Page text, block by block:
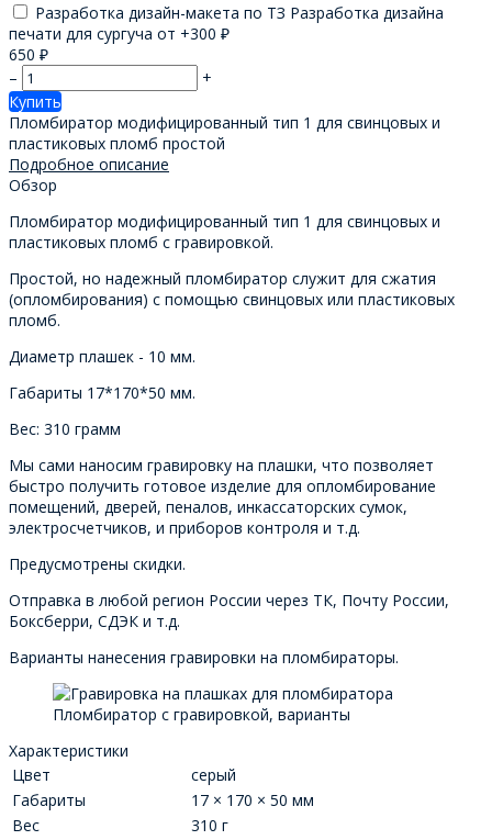
Разработка дизайн-макета по ТЗ Разработка дизайна
печати для сургуча от +300 ₽
650 ₽
–
+
Купить
Пломбиратор модифицированный тип 1 для свинцовых и
пластиковых пломб простой
Подробное описание
Обзор
Пломбиратор модифицированный тип 1 для свинцовых и
пластиковых пломб с гравировкой.
Простой, но надежный пломбиратор служит для сжатия
(опломбирования) с помощью свинцовых или пластиковых
пломб.
Диаметр плашек - 10 мм.
Габариты 17*170*50 мм.
Вес: 310 грамм
Мы сами наносим гравировку на плашки, что позволяет
быстро получить готовое изделие для опломбирование
помещений, дверей, пеналов, инкассаторских сумок,
электросчетчиков, и приборов контроля и т.д.
Предусмотрены скидки.
Отправка в любой регион России через ТК, Почту России,
Боксберри, СДЭК и т.д.
Варианты нанесения гравировки на пломбираторы.
Пломбиратор с гравировкой, варианты
Характеристики
Цвет
серый
Габариты
17 × 170 × 50 мм
Вес
310 г